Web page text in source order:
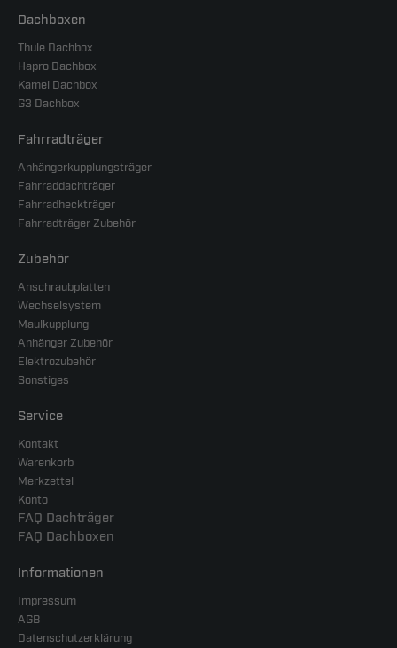
Dachboxen
Thule Dachbox
Hapro Dachbox
Kamei Dachbox
G3 Dachbox
Fahrradträger
Anhängerkupplungsträger
Fahrraddachträger
Fahrradheckträger
Fahrradträger Zubehör
Zubehör
Anschraubplatten
Wechselsystem
Maulkupplung
Anhänger Zubehör
Elektrozubehör
Sonstiges
Service
Kontakt
Warenkorb
Merkzettel
Konto
FAQ Dachträger
FAQ Dachboxen
Informationen
Impressum
AGB
Datenschutzerklärung